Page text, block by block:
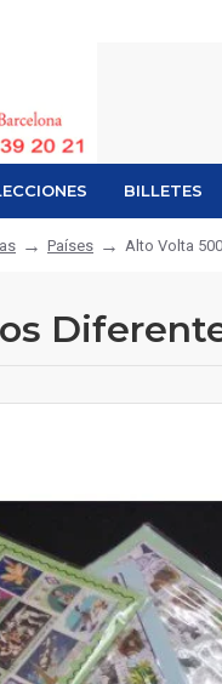
BILLETES
Países Alto Volta